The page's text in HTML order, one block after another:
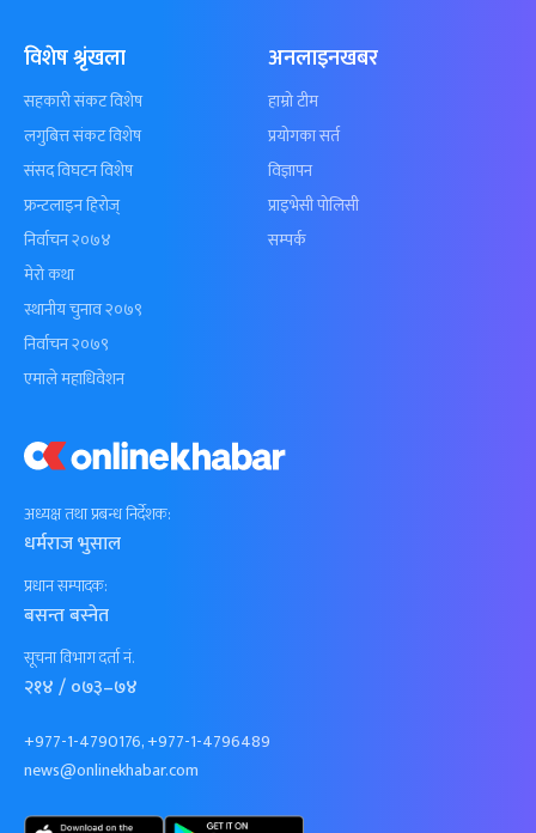
अध्यक्ष तथा प्रबन्ध निर्देशक:
धर्मराज भुसाल
प्रधान सम्पादक:
बसन्त बस्नेत
सूचना विभाग दर्ता नं.
२१४ / ०७३–७४
+977-1-4790176, +977-1-4796489
news@onlinekhabar.com
विशेष श्रृंखला
सहकारी संकट विशेष
लगुबित्त संकट विशेष
संसद विघटन विशेष
फ्रन्टलाइन हिरोज्
निर्वाचन २०७४
मेरो कथा
स्थानीय चुनाव २०७९
निर्वाचन २०७९
एमाले महाधिवेशन
अनलाइनखबर
हाम्रो टीम
प्रयोगका सर्त
विज्ञापन
प्राइभेसी पोलिसी
सम्पर्क